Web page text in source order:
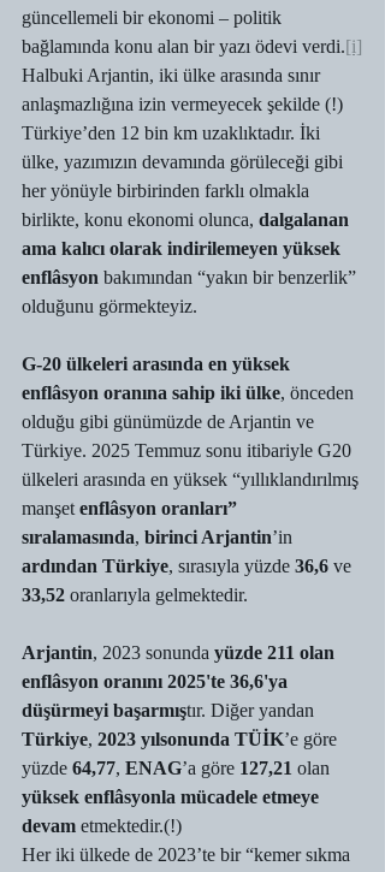
güncellemeli bir ekonomi – politik
bağlamında konu alan bir yazı ödevi verdi.[i]
Halbuki Arjantin, iki ülke arasında sınır
anlaşmazlığına izin vermeyecek şekilde (!)
Türkiye’den 12 bin km uzaklıktadır. İki
ülke, yazımızın devamında görüleceği gibi
her yönüyle birbirinden farklı olmakla
birlikte, konu ekonomi olunca, dalgalanan
ama kalıcı olarak indirilemeyen yüksek
enflâsyon bakımından “yakın bir benzerlik”
olduğunu görmekteyiz.
G-20 ülkeleri arasında en yüksek
enflâsyon oranına sahip iki ülke, önceden
olduğu gibi günümüzde de Arjantin ve
Türkiye. 2025 Temmuz sonu itibariyle G20
ülkeleri arasında en yüksek “yıllıklandırılmış
manşet enflâsyon oranları”
sıralamasında, birinci Arjantin’in
ardından Türkiye, sırasıyla yüzde 36,6 ve
33,52 oranlarıyla gelmektedir.
Arjantin, 2023 sonunda yüzde 211 olan
enflâsyon oranını 2025'te 36,6'ya
düşürmeyi başarmıştır. Diğer yandan
Türkiye, 2023 yılsonunda TÜİK’e göre
yüzde 64,77, ENAG’a göre 127,21 olan
yüksek enflâsyonla mücadele etmeye
devam etmektedir.(!)
Her iki ülkede de 2023’te bir “kemer sıkma